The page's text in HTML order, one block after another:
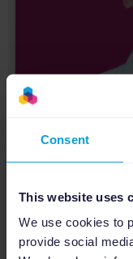
Consent
This website uses
We use cookies to
provide social